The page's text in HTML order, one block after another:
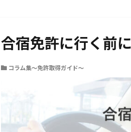
合宿免許に行く前
コラム集～免許取得ガイド～